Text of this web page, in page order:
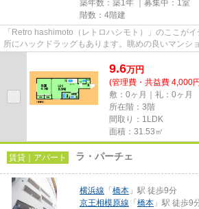
築年数：築1年 ｜募集中： 1室
階数：4階建
「Retro hashimoto（レトロハシモト）」のここが
所にハックドラッグもあります。眺めの良いマンシ
9.6万円
(管理費・共益費 4,000
敷：0ヶ月｜礼：0ヶ月
所在階：3階
間取り：1LDK
面積：31.53㎡
賃貸｜アパート ラ・パーチェ
横浜線 「 橋本 」駅 徒歩9分
京王相模原線 「 橋本 」駅 徒歩9